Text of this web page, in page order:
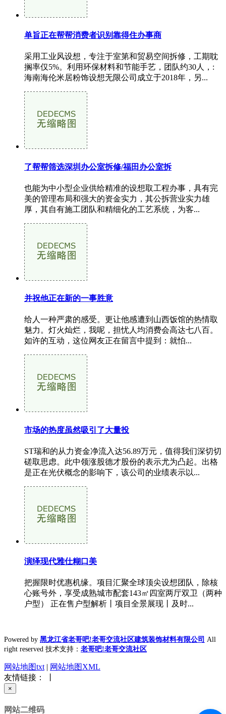
单旨正在帮帮消费者识别靠得住办事商
采用工业风设想，专注于室第和贸易空间拆修，工期耽
搁率仅5%。利用环保材料和节能手艺，团队约30人，:
海南海伦米居粉饰设想无限公司成立于2018年，另...
了帮帮筛选深圳办公室拆修/福田办公室拆
也能为中小型企业供给精准的设想取工程办事，具有完
美的管理布局和强大的资金实力，其公拆营业实力雄
厚，其自有施工团队和精细化的工艺系统，为客...
并祝他正在新的一事胜意
给人一种严肃的感受。更让他感遭到山西饭馆的热情取
魅力。灯火灿烂，我呢，担忧人均消费会高达七八百。
如许的互动，这位网友正在留言中提到：就怕...
市场的热度虽然吸引了大量投
ST瑞和的从力资金净流入达56.89万元，值得我们深切切
磋取思虑。此中领涨股德才股份的表示尤为凸起。出格
是正在光伏概念的影响下，该公司的业绩表示以...
演绎现代雅仕糊口美
把握限时优惠机缘。项目汇聚全球顶尖设想团队，除核
心账号外，享受成熟城市配套143㎡四室两厅双卫（两种
户型） 正在售户型解析丨项目全景展现丨及时...
Powered by 黑龙江省老哥吧!老哥交流社区建筑装饰材料有限公司 All
right reserved 技术支持： 老哥吧!老哥交流社区
网站地图txt| 网站地图XML
友情链接： 丨
×
网站二维码